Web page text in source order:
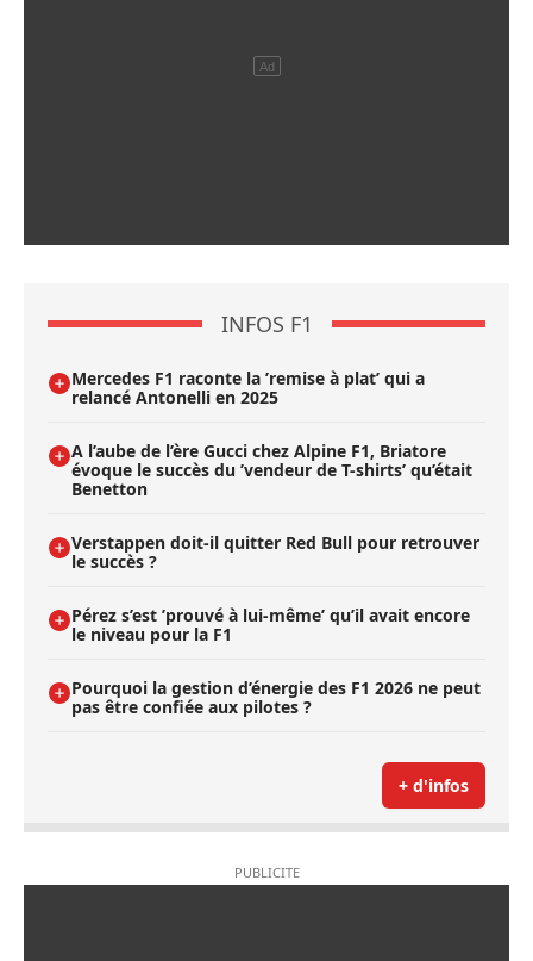
INFOS F1
Mercedes F1 raconte la ’remise à plat’ qui a
relancé Antonelli en 2025
A l’aube de l’ère Gucci chez Alpine F1, Briatore
évoque le succès du ’vendeur de T-shirts’ qu’était
Benetton
Verstappen doit-il quitter Red Bull pour retrouver
le succès ?
Pérez s’est ’prouvé à lui-même’ qu’il avait encore
le niveau pour la F1
Pourquoi la gestion d’énergie des F1 2026 ne peut
pas être confiée aux pilotes ?
+ d'infos